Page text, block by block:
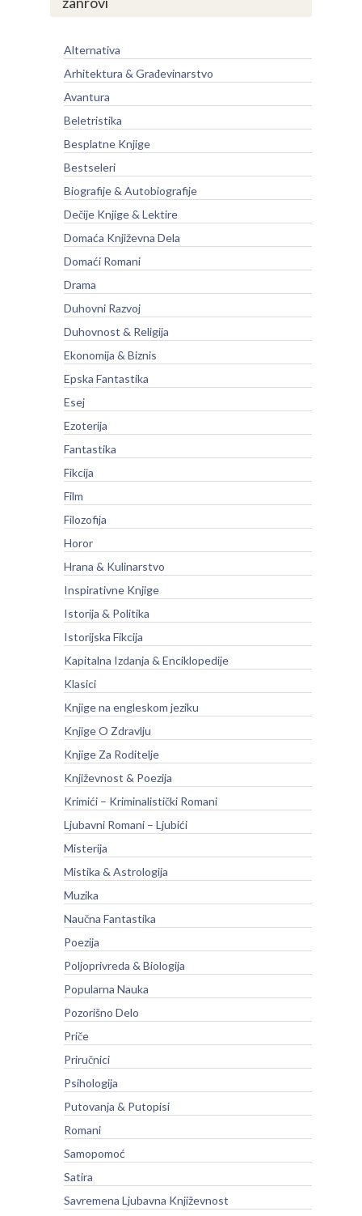
Alternativa
Arhitektura & Građevinarstvo
Avantura
Beletristika
Besplatne Knjige
Bestseleri
Biografije & Autobiografije
Dečije Knjige & Lektire
Domaća Književna Dela
Domaći Romani
Drama
Duhovni Razvoj
Duhovnost & Religija
Ekonomija & Biznis
Epska Fantastika
Esej
Ezoterija
Fantastika
Fikcija
Film
Filozofija
Horor
Hrana & Kulinarstvo
Inspirativne Knjige
Istorija & Politika
Istorijska Fikcija
Kapitalna Izdanja & Enciklopedije
Klasici
Knjige na engleskom jeziku
Knjige O Zdravlju
Knjige Za Roditelje
Književnost & Poezija
Krimići – Kriminalistički Romani
Ljubavni Romani – Ljubići
Misterija
Mistika & Astrologija
Muzika
Naučna Fantastika
Poezija
Poljoprivreda & Biologija
Popularna Nauka
Pozorišno Delo
Priče
Priručnici
Psihologija
Putovanja & Putopisi
Romani
Samopomoć
Satira
Savremena Ljubavna Književnost